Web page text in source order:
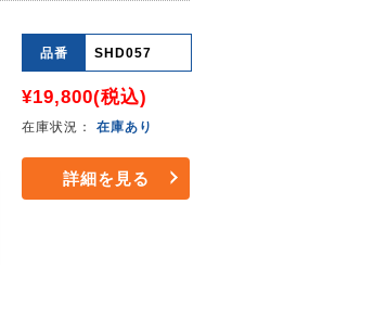
品番 SHD057
¥19,800(税込)
在庫状況： 在庫あり
詳細を見る